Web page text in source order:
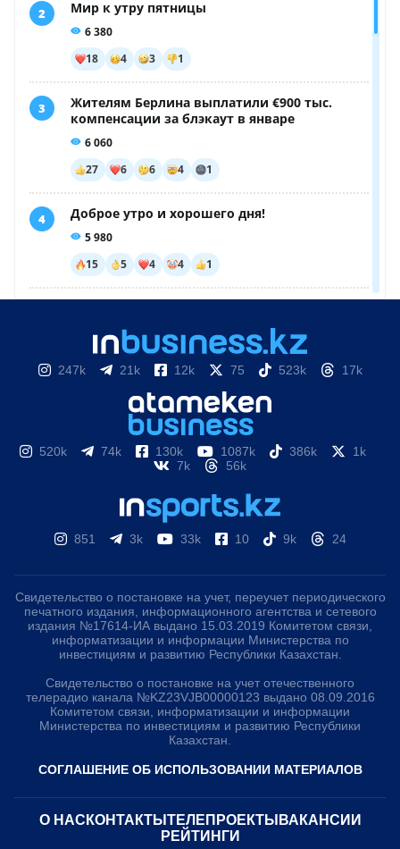
247k 21k 12k 75 523k 17k
520k 74k 130k 1087k 386k
1k
7k
56k
851 3k 33k 10 9k 24
Свидетельство о постановке на учет, переучет периодического
печатного издания, информационного агентства и сетевого
издания №17614-ИА выдано 15.03.2019 Комитетом связи,
информатизации и информации Министерства по
инвестициям и развитию Республики Казахстан.
Свидетельство о постановке на учет отечественного
телерадио канала №KZ23VJB00000123 выдано 08.09.2016
Комитетом связи, информатизации и информации
Министерства по инвестициям и развитию Республики
Казахстан.
СОГЛАШЕНИЕ ОБ ИСПОЛЬЗОВАНИИ МАТЕРИАЛОВ
О НАС КОНТАКТЫ ТЕЛЕПРОЕКТЫ ВАКАНСИИ
РЕЙТИНГИ